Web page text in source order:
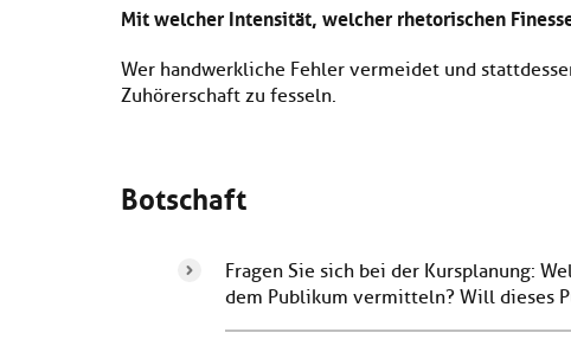
Mit welcher Intensität, welcher rhetorischen
Wer handwerkliche Fehler vermeidet und
Zuhörerschaft zu fesseln.
Botschaft
Fragen Sie sich bei der Kursplanung:
dem Publikum vermitteln? Will dieses